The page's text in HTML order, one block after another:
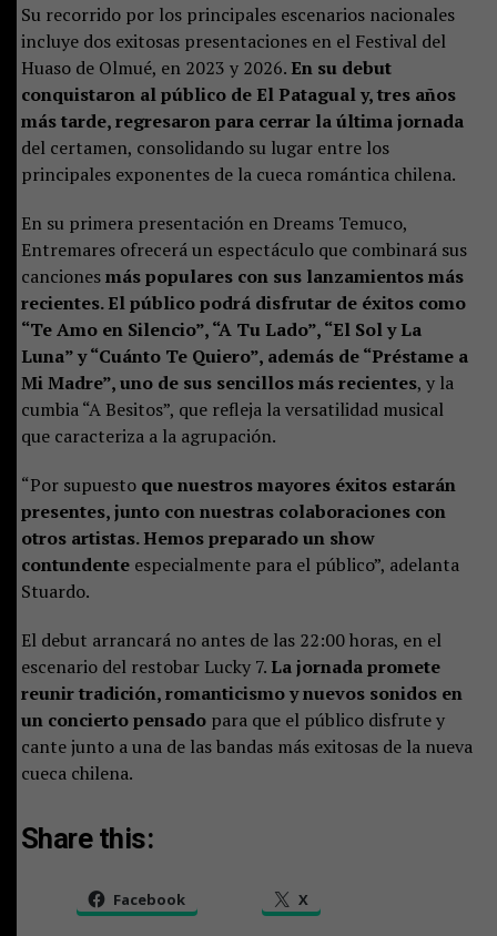
Su recorrido por los principales escenarios nacionales
incluye dos exitosas presentaciones en el Festival del
Huaso de Olmué, en 2023 y 2026. En su debut
conquistaron al público de El Patagual y, tres años
más tarde, regresaron para cerrar la última jornada
del certamen, consolidando su lugar entre los
principales exponentes de la cueca romántica chilena.
En su primera presentación en Dreams Temuco,
Entremares ofrecerá un espectáculo que combinará sus
cancionesmás populares con sus lanzamientos más
recientes. El público podrá disfrutar de éxitos como
“Te Amo en Silencio”, “A Tu Lado”, “El Sol y La
Luna” y “Cuánto Te Quiero”, además de “Préstame a
Mi Madre”, uno de sus sencillos más recientes, y la
cumbia “A Besitos”, que refleja la versatilidad musical
que caracteriza a la agrupación.
“Por supuesto que nuestros mayores éxitos estarán
presentes, junto con nuestras colaboraciones con
otros artistas. Hemos preparado un show
contundenteespecialmente para el público”, adelanta
Stuardo.
El debut arrancará no antes de las 22:00 horas, en el
escenario del restobar Lucky 7. La jornada promete
reunir tradición, romanticismo y nuevos sonidos en
un concierto pensadopara que el público disfrute y
cante junto a una de las bandas más exitosas de la nueva
cueca chilena.
Share this:
Facebook X